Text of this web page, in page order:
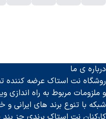
آیا می‌ خواهید شبکه‌ ای
در مجموعه نت استاکبهترین و
⭐️نت استاک همراه همیشگی
خرید سوئیچ سیسکو اصل با
درباره ی ما
روشگاه نت استاک عرضه کننده
و ملزومات مربوط به راه
شبکه با تنوع برند های ایرانی